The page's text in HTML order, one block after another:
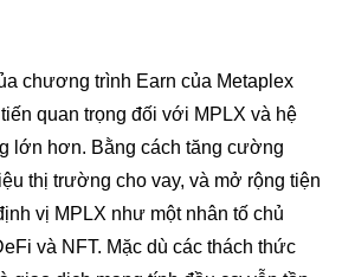
chương trình Earn của Metaplex
quan trọng đối với MPLX và hệ
lớn hơn. Bằng cách tăng cường
thị trường cho vay, và mở rộng tiện
vị MPLX như một nhân tố chủ
và NFT. Mặc dù các thách thức